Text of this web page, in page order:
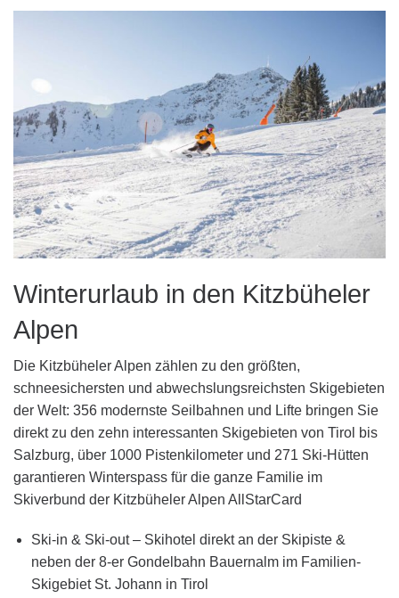
Winterurlaub in den Kitzbüheler
Alpen
Die Kitzbüheler Alpen zählen zu den größten,
schneesichersten und abwechslungsreichsten Skigebieten
der Welt: 356 modernste Seilbahnen und Lifte bringen Sie
direkt zu den zehn interessanten Skigebieten von Tirol bis
Salzburg, über 1000 Pistenkilometer und 271 Ski-Hütten
garantieren Winterspass für die ganze Familie im
Skiverbund der Kitzbüheler Alpen AllStarCard
Ski-in & Ski-out – Skihotel direkt an der Skipiste &
neben der 8-er Gondelbahn Bauernalm im Familien-
Skigebiet St. Johann in Tirol